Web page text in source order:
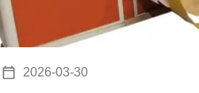
2026-03-30